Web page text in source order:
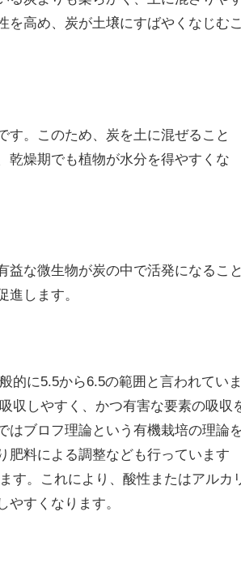
を高め、炭が土壌にすばやくなじむ
す。このため、炭を土に混ぜること
乾燥期でも植物が水分を得やすくな
益な微生物が炭の中で活発になるこ
進します。
的に5.5から6.5の範囲と言われてい
収しやすく、かつ有害な要素の吸収
はブロフ理論という有機栽培の理論
肥料による調整なども行っています
す。これにより、酸性またはアルカ
やすくなります。